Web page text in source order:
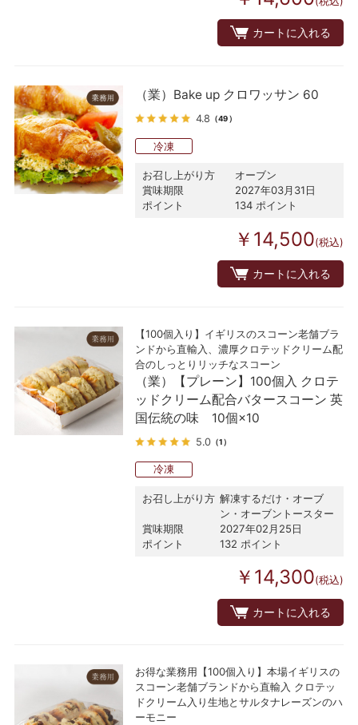
カートに入れる
（業）Bake up クロワッサン 60
4.8 （49）
冷凍
お召し上がり方
オーブン
賞味期限
2027年03月31日
ポイント
134 ポイント
￥14,500(税込)
カートに入れる
【100個入り】イギリスのスコーン老舗ブラ
ンドから直輸入、濃厚クロテッドクリーム配
合のしっとりリッチなスコーン
（業）【プレーン】100個入 クロテ
ッドクリーム配合バタースコーン 英
国伝統の味 10個×10
5.0 （1）
冷凍
お召し上がり方 解凍するだけ・オーブ
ン・オーブントースター
賞味期限
2027年02月25日
ポイント
132 ポイント
￥14,300(税込)
カートに入れる
お得な業務用【100個入り】本場イギリスの
スコーン老舗ブランドから直輸入 クロテッ
ドクリーム入り生地とサルタナレーズンのハ
ーモニー